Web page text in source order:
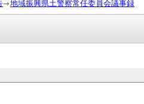
地域振興県土警察常任委員会議事録